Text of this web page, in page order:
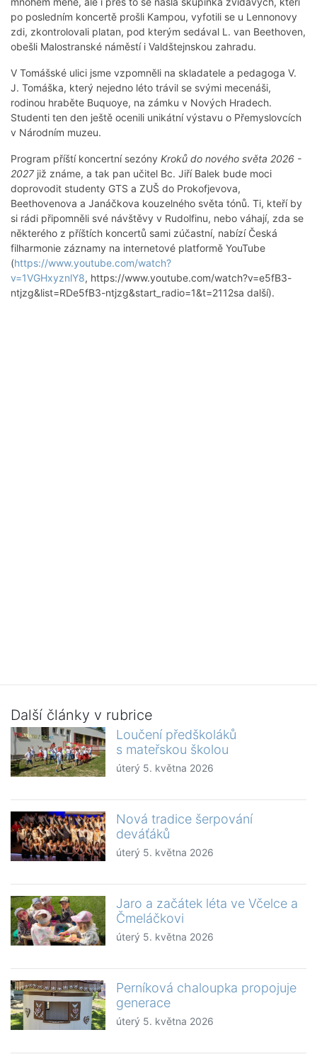
po posledním koncertě prošli Kampou, vyfotili se u Lennonovy
zdi, zkontrolovali platan, pod kterým sedával L. van Beethoven,
obešli Malostranské náměstí i Valdštejnskou zahradu.
V Tomášské ulici jsme vzpomněli na skladatele a pedagoga V.
J. Tomáška, který nejedno léto trávil se svými mecenáši,
rodinou hraběte Buquoye, na zámku v Nových Hradech.
Studenti ten den ještě ocenili unikátní výstavu o Přemyslovcích
v Národním muzeu.
Program příští koncertní sezóny Kroků do nového světa 2026 -
2027 již známe, a tak pan učitel Bc. Jiří Balek bude moci
doprovodit studenty GTS a ZUŠ do Prokofjevova,
Beethovenova a Janáčkova kouzelného světa tónů. Ti, kteří by
si rádi připomněli své návštěvy v Rudolfinu, nebo váhají, zda se
některého z příštích koncertů sami zúčastní, nabízí Česká
filharmonie záznamy na internetové platformě YouTube
(https://www.youtube.com/watch?
v=1VGHxyznlY8, https://www.youtube.com/watch?v=e5fB3-
ntjzg&list=RDe5fB3-ntjzg&start_radio=1&t=2112sa další).
Další články v rubrice
Loučení předškoláků
s mateřskou školou
úterý 5. května 2026
Nová tradice šerpování
deváťáků
úterý 5. května 2026
Jaro a začátek léta ve Včelce a
Čmeláčkovi
úterý 5. května 2026
Perníková chaloupka propojuje
generace
úterý 5. května 2026